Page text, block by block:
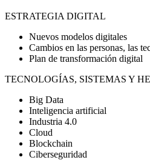
ESTRATEGIA DIGITAL
Nuevos modelos digitales
Cambios en las personas, las
Plan de transformación digital
TECNOLOGÍAS, SISTEMAS Y
Big Data
Inteligencia artificial
Industria 4.0
Cloud
Blockchain
Ciberseguridad